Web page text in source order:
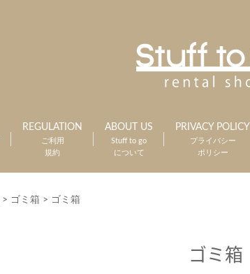
REGULATION
ご利用
規約
ABOUT US
Stuff to go
について
PRIVACY POLICY
プライバシー
ポリシー
> ゴミ箱 > ゴミ箱
ゴミ箱